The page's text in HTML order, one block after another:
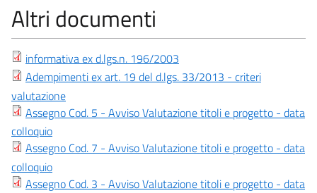
Altri documenti
informativa ex d.lgs.n. 196/2003
Adempimenti ex art. 19 del d.lgs. 33/2013 - criteri
valutazione
Assegno Cod. 5 - Avviso Valutazione titoli e progetto - data
colloquio
Assegno Cod. 7 - Avviso Valutazione titoli e progetto - data
colloquio
Assegno Cod. 3 - Avviso Valutazione titoli e progetto - data